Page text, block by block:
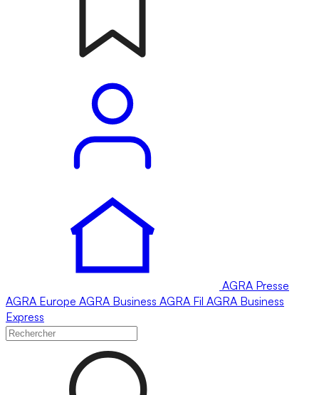
AGRA Presse
AGRA Europe AGRA Business AGRA Fil AGRA Business
Express